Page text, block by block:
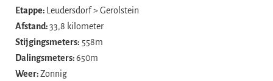
Etappe:
Leudersdorf > Gerolstein
Afstand:33,8 kilometer
Stijgingsmeters: 558m
Dalingsmeters:650m
Weer:Zonnig